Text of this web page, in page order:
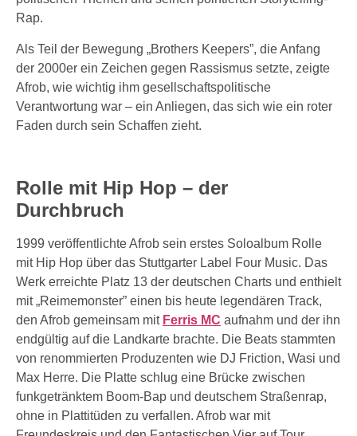
Rap.
Als Teil der Bewegung „Brothers Keepers”, die Anfang
der 2000er ein Zeichen gegen Rassismus setzte, zeigte
Afrob, wie wichtig ihm gesellschaftspolitische
Verantwortung war – ein Anliegen, das sich wie ein roter
Faden durch sein Schaffen zieht.
Rolle mit Hip Hop – der
Durchbruch
1999 veröffentlichte Afrob sein erstes Soloalbum Rolle
mit Hip Hop über das Stuttgarter Label Four Music. Das
Werk erreichte Platz 13 der deutschen Charts und enthielt
mit „Reimemonster” einen bis heute legendären Track,
den Afrob gemeinsam mit Ferris MC aufnahm und der ihn
endgültig auf die Landkarte brachte. Die Beats stammten
von renommierten Produzenten wie DJ Friction, Wasi und
Max Herre. Die Platte schlug eine Brücke zwischen
funkgetränktem Boom-Bap und deutschem Straßenrap,
ohne in Plattitüden zu verfallen. Afrob war mit